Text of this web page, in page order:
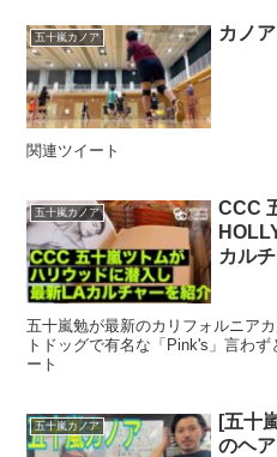
五十嵐カノア カノ
関連ツイート
五十嵐カノア
CCC
カル
#サー
五十嵐勉が最新のカリフォルニア
トドッグで有名な「Pink's」言わ
ート
五十嵐カノア
[五十
のヘ